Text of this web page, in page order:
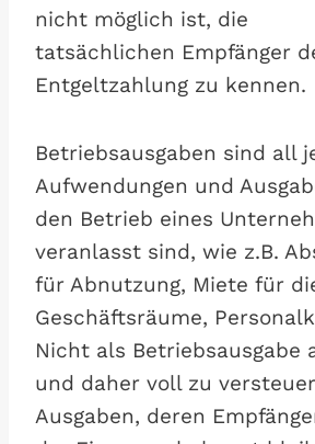
nicht möglich ist, die
tatsächlichen Empfänger
Entgeltzahlung zu kennen.
Betriebsausgaben sind all
Aufwendungen und
den Betrieb eines
veranlasst sind, wie z.B.
für Abnutzung, Miete für
Geschäftsräume,
Nicht als Betriebsausgabe
und daher voll zu
Ausgaben, deren